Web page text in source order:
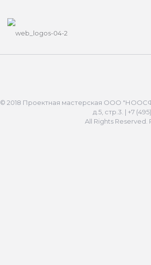
© 2018 Проектная мастерская ООО
д.5, стр.3. | +7
All Rights